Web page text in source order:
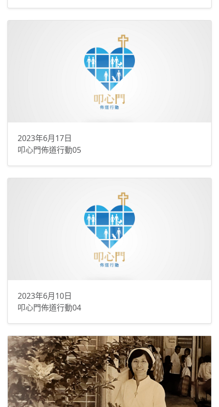
2023年6月17日
叩心門佈道行動05
2023年6月10日
叩心門佈道行動04